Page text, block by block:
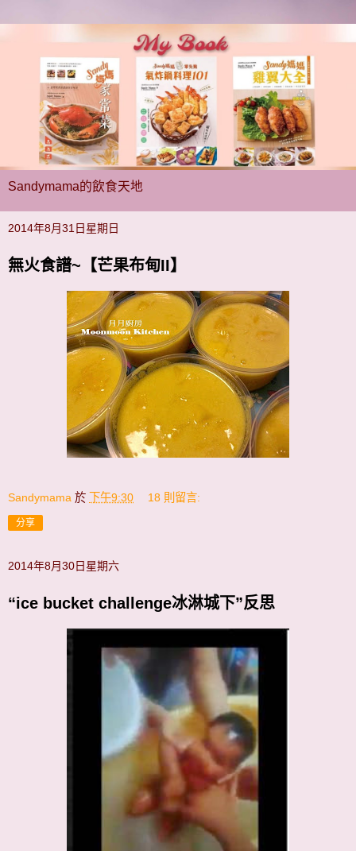
Sandymama的飲食天地
2014年8月31日星期日
無火食譜~【芒果布甸II】
Sandymama 於 下午9:30 18 則留言:
分享
2014年8月30日星期六
“ice bucket challenge冰淋城下”反思